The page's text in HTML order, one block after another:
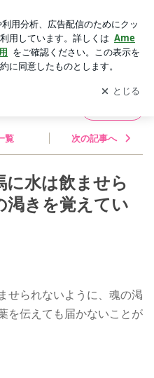
神の計らい」
更新通知
を受け取りまし
開く
覧 次の記事へ
水は飲ませら
渇きを覚えてい
せられないように、魂の渇
を伝えても届かないことが